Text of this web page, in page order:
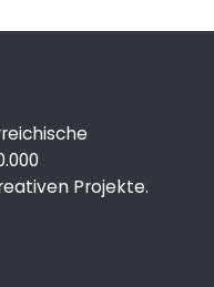
Projekte.